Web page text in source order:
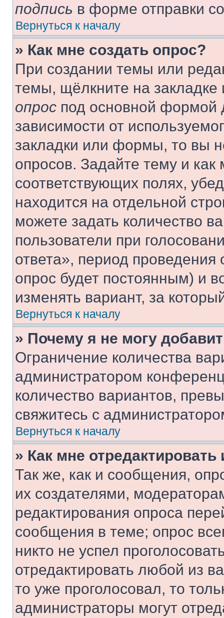
подпись в форме отправки
Вернуться к началу
» Как мне создать опрос?
При создании темы или
темы, щёлкните на
опрос под основной формой
зависимости от
закладки или формы, то вы
опросов. Задайте тему и
соответствующих полях,
находится на отдельной
можете задать количество
пользователи при
ответа», период проведения
опрос будет постоянным) и
изменять вариант, за
Вернуться к началу
» Почему я не могу
Ограничение количества
администратором
количество вариантов,
свяжитесь с
Вернуться к началу
» Как мне
Так же, как и сообщения,
их создателями,
редактирования опроса
сообщения в теме; опрос
никто не успел
отредактировать любой из
то уже проголосовал, то
администраторы могут